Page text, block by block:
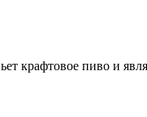
крафтовое пиво и